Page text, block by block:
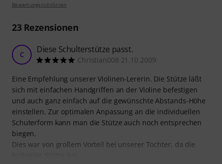
Bewertungsrichtlinien
23Rezensionen
C Diese Schulterstütze passt.
Christian008 21.10.2009
Eine Empfehlung unserer Violinen-Lererin. Die Stütze läßt
sich mit einfachen Handgriffen an der Violine befestigen
und auch ganz einfach auf die gewünschte Abstands-Höhe
einstellen. Zur optimalen Anpassung an die individuellen
Schuterform kann man die Stütze auch noch entsprechen
biegen.
Dies war von großem Vorteil bei unserer Tochter, da die